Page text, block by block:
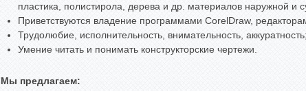
пластика, полистирола, дерева и др. материалов наружной и
Приветствуются владение программами CorelDraw,
Трудолюбие, исполнительность, внимательность,
Умение читать и понимать конструкторские чертежи.
Мы предлагаем: